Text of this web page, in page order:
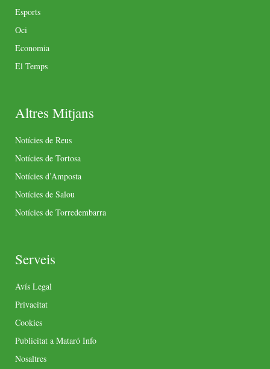
Esports
Oci
Economia
El Temps
Altres Mitjans
Notícies de Reus
Notícies de Tortosa
Notícies d’Amposta
Notícies de Salou
Notícies de Torredembarra
Serveis
Avís Legal
Privacitat
Cookies
Publicitat a Mataró Info
Nosaltres